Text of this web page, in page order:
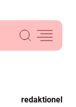
redaktionel